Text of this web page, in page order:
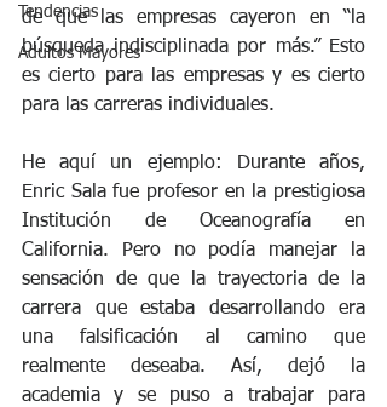
Tendencias
Adultos Mayores
de que las empresas cayeron en “la
búsqueda indisciplinada por más.” Esto
es cierto para las empresas y es cierto
para las carreras individuales.
He aquí un ejemplo: Durante años,
Enric Sala fue profesor en la prestigiosa
Institución de Oceanografía en
California. Pero no podía manejar la
sensación de que la trayectoria de la
carrera que estaba desarrollando era
una falsificación al camino que
realmente deseaba. Así, dejó la
academia y se puso a trabajar para